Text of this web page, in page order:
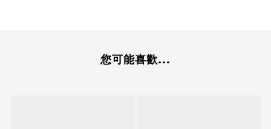
您可能喜歡...